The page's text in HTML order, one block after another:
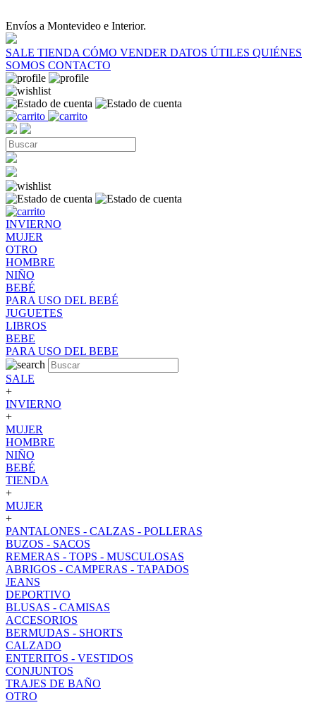
Envíos a Montevideo e Interior.
SALE TIENDA CÓMO VENDER DATOS ÚTILES QUIÉNES
SOMOS CONTACTO
INVIERNO
MUJER
OTRO
HOMBRE
NIÑO
BEBÉ
PARA USO DEL BEBÉ
JUGUETES
LIBROS
BEBE
PARA USO DEL BEBE
SALE
+
INVIERNO
+
MUJER
HOMBRE
NIÑO
BEBÉ
TIENDA
+
MUJER
+
PANTALONES - CALZAS - POLLERAS
BUZOS - SACOS
REMERAS - TOPS - MUSCULOSAS
ABRIGOS - CAMPERAS - TAPADOS
JEANS
DEPORTIVO
BLUSAS - CAMISAS
ACCESORIOS
BERMUDAS - SHORTS
CALZADO
ENTERITOS - VESTIDOS
CONJUNTOS
TRAJES DE BAÑO
OTRO